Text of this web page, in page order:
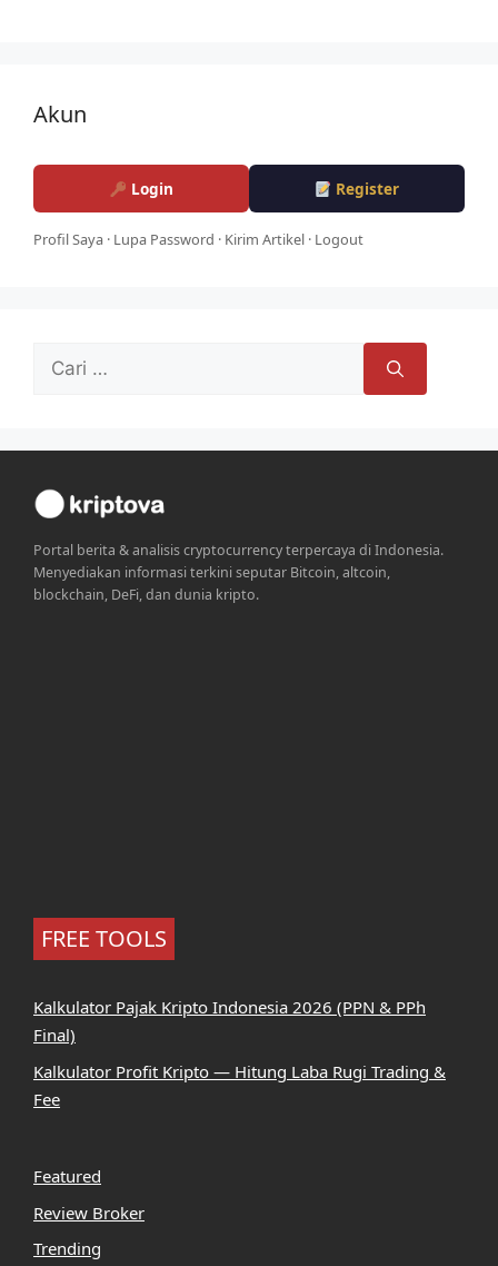
Akun
Login Register
Profil Saya · Lupa Password · Kirim Artikel · Logout
Cari
Portal berita & analisis cryptocurrency terpercaya di Indonesia.
Menyediakan informasi terkini seputar Bitcoin, altcoin,
blockchain, DeFi, dan dunia kripto.
FREE TOOLS
Kalkulator Pajak Kripto Indonesia 2026 (PPN & PPh
Final)
Kalkulator Profit Kripto — Hitung Laba Rugi Trading &
Fee
Featured
Review Broker
Trending